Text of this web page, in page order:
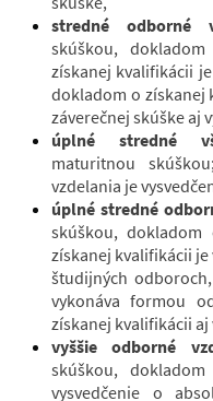
stredné odborné
skúškou,
získanej kvalifikácii
dokladom o získanej
záverečnej skúške aj
úplné stredné
maturitnou
vzdelania je
úplné stredné
skúškou,
získanej kvalifikácii
študijných
vykonáva formou
získanej kvalifikácii aj
vyššie odborné
skúškou,
vysvedčenie o